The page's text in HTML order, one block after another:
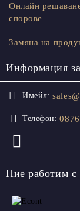
Онлайн
спорове
Замяна на
Информация
Имейл:
Телефон:
Ние работим с